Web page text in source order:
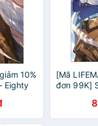
10%
Eighty
[Mã
đơn 99K]
hạn)